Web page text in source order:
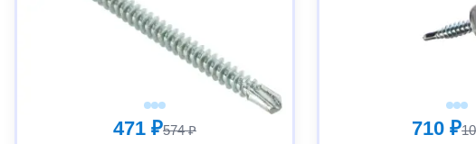
471 ₽574 ₽ 710 ₽